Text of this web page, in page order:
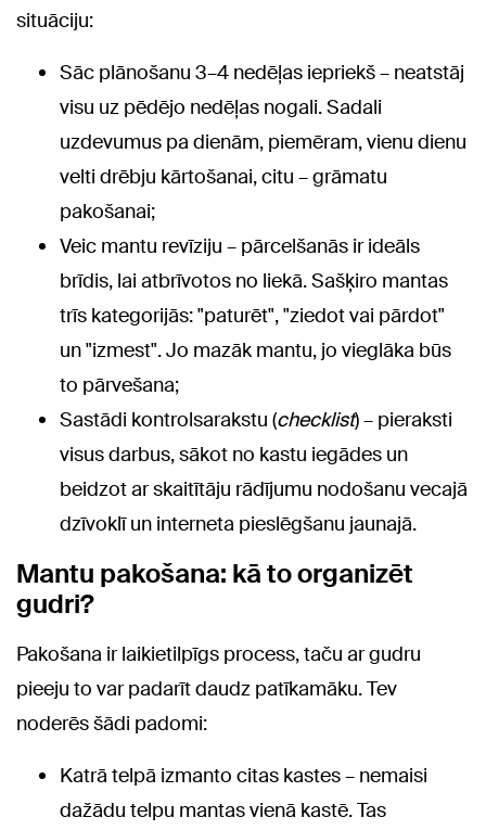
situāciju:
Sāc plānošanu 3–4 nedēļas iepriekš – neatstāj
visu uz pēdējo nedēļas nogali. Sadali
uzdevumus pa dienām, piemēram, vienu dienu
velti drēbju kārtošanai, citu – grāmatu
pakošanai;
Veic mantu revīziju – pārcelšanās ir ideāls
brīdis, lai atbrīvotos no liekā. Sašķiro mantas
trīs kategorijās: "paturēt", "ziedot vai pārdot"
un "izmest". Jo mazāk mantu, jo vieglāka būs
to pārvešana;
Sastādi kontrolsarakstu (checklist) – pieraksti
visus darbus, sākot no kastu iegādes un
beidzot ar skaitītāju rādījumu nodošanu vecajā
dzīvoklī un interneta pieslēgšanu jaunajā.
Mantu pakošana: kā to organizēt
gudri?
Pakošana ir laikietilpīgs process, taču ar gudru
pieeju to var padarīt daudz patīkamāku. Tev
noderēs šādi padomi:
Katrā telpā izmanto citas kastes – nemaisi
dažādu telpu mantas vienā kastē. Tas